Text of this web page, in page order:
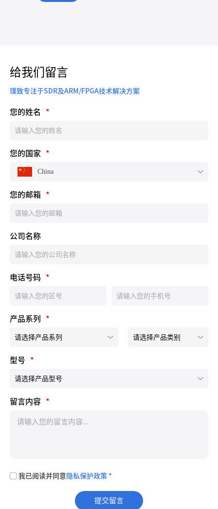
给我们留言
璞致专注于SDR及ARM/FPGA技术解决方案
您的姓名 *
您的国家 *
China
您的邮箱 *
公司名称
电话号码 *
产品系列 *
型号 *
留言内容 *
我已阅读并同意 隐私保护政策 *